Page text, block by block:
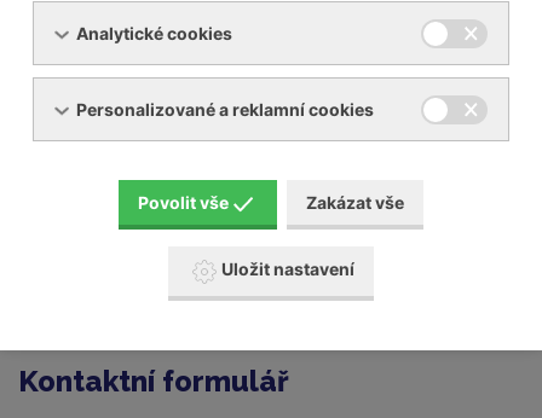
Riziko
poškození
vývěvy
Prakticky nulové
Může dojít k
nadměrnému
tření a přehřívání
Ekonomická
výměna
Kratší životnost =
Hledáte kvalitní grafitové lamely pro vaši vývěvu?
Kontaktujte nás a rádi vám poradíme s výběrem
Kontaktní formulář
Analytické cookies
Personalizované a reklamní cookies
Povolit vše Zakázat vše
Uložit nastavení